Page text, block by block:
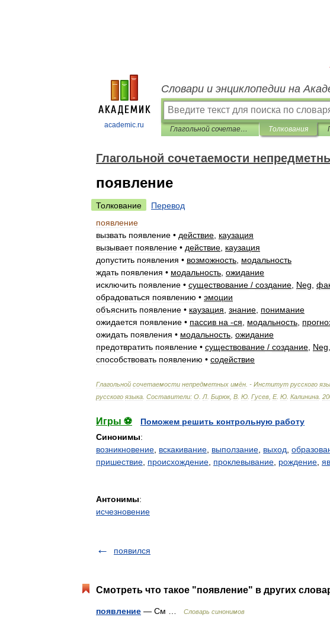
academic.ru
Словари и энциклопедии на
Глагольной сочетаемости непредметных имён Толкования
Глагольной сочетаемости
появление
Толкование
Перевод
появление
вызвать появление • действие каузация
вызывает появление • действие каузация
допустить появления • возможность модальность
ждать появления • модальность ожидание
исключить появление • существование / создание Neg
обрадоваться появлению • эмоции
объяснить появление • каузация знание понимание
ожидается появление • пассив на -ся модальность
ожидать появления • модальность ожидание
предотвратить появление • существование / создание Neg
способствовать появлению • содействие
Глагольной сочетаемости непредметных имён . - Институт русского
русского языка Составители: О Л Бирюк, В Ю Гусев Е. Ю Калинина
Игры ⚽
Поможем решить контрольную работу
Синонимы:
возникновение вскакивание выползание выход
пришествие происхождение проклевывание рождение
Антонимы:
исчезновение
появился
Смотреть что такое "появление" в других
появление — См … Словарь синонимов